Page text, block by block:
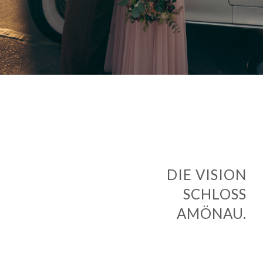
DIE VISION
SCHLOSS
AMÖNAU.